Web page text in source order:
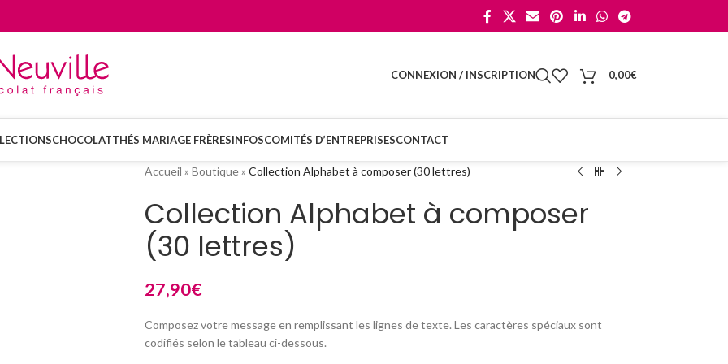
CONNEXION / INSCRIPTION 0,00€
CHOCOLATTHÉS MARIAGE FRÈRESINFOSCOMITÉS D’ENTREPRISESCONTACT
Accueil » Boutique» Collection Alphabet à composer (30 lettres)
Collection Alphabet à composer
(30 lettres)
27,90€
Composez votre message en remplissant les lignes de texte. Les caractères spéciaux sont
codifiés selon le tableau ci-dessous.